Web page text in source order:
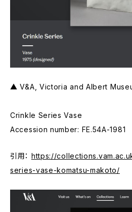
▲ V&A, Victoria and Albert
Crinkle Series Vase
Accession number: FE.54A-1981
引用： https://
series-vase-komatsu-makoto/